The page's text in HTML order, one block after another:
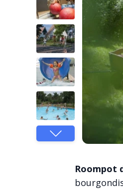
Roompot